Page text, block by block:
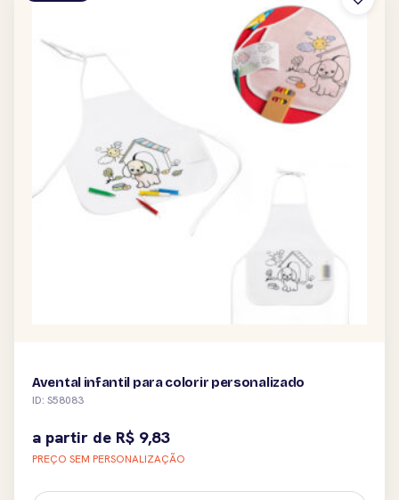
Avental infantil para colorir personalizado
ID: S58083
a partir de R$ 9,83
PREÇO SEM PERSONALIZAÇÃO